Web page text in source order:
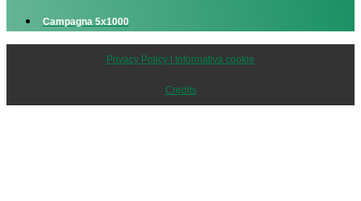
Campagna 5x1000
Privacy Policy | Informativa cookie
Credits